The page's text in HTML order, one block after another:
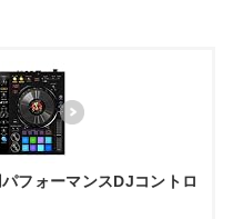
フォーマンスDJコントロ